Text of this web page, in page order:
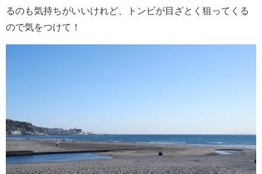
るのも気持ちがいいけれど、トンビが目ざとく狙ってくる
ので気をつけて！